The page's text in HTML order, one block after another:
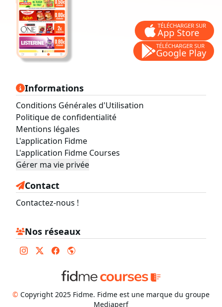
TÉLÉCHARGER SUR
App Store
TÉLÉCHARGER SUR
Google Play
Informations
Conditions Générales d'Utilisation
Politique de confidentialité
Mentions légales
L'application Fidme
L'application Fidme Courses
Gérer ma vie privée
Contact
Contactez-nous !
Nos réseaux
© Copyright 2025 Fidme. Fidme est une marque du groupe
Mediaperf